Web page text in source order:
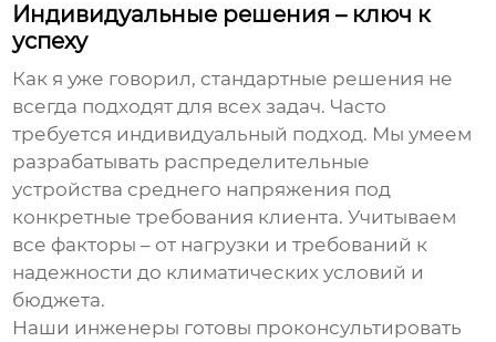
Индивидуальные решения – ключ к
успеху
Как я уже говорил, стандартные решения не
всегда подходят для всех задач. Часто
требуется индивидуальный подход. Мы умеем
разрабатывать распределительные
устройства среднего напряжения под
конкретные требования клиента. Учитываем
все факторы – от нагрузки и требований к
надежности до климатических условий и
бюджета.
Наши инженеры готовы проконсультировать